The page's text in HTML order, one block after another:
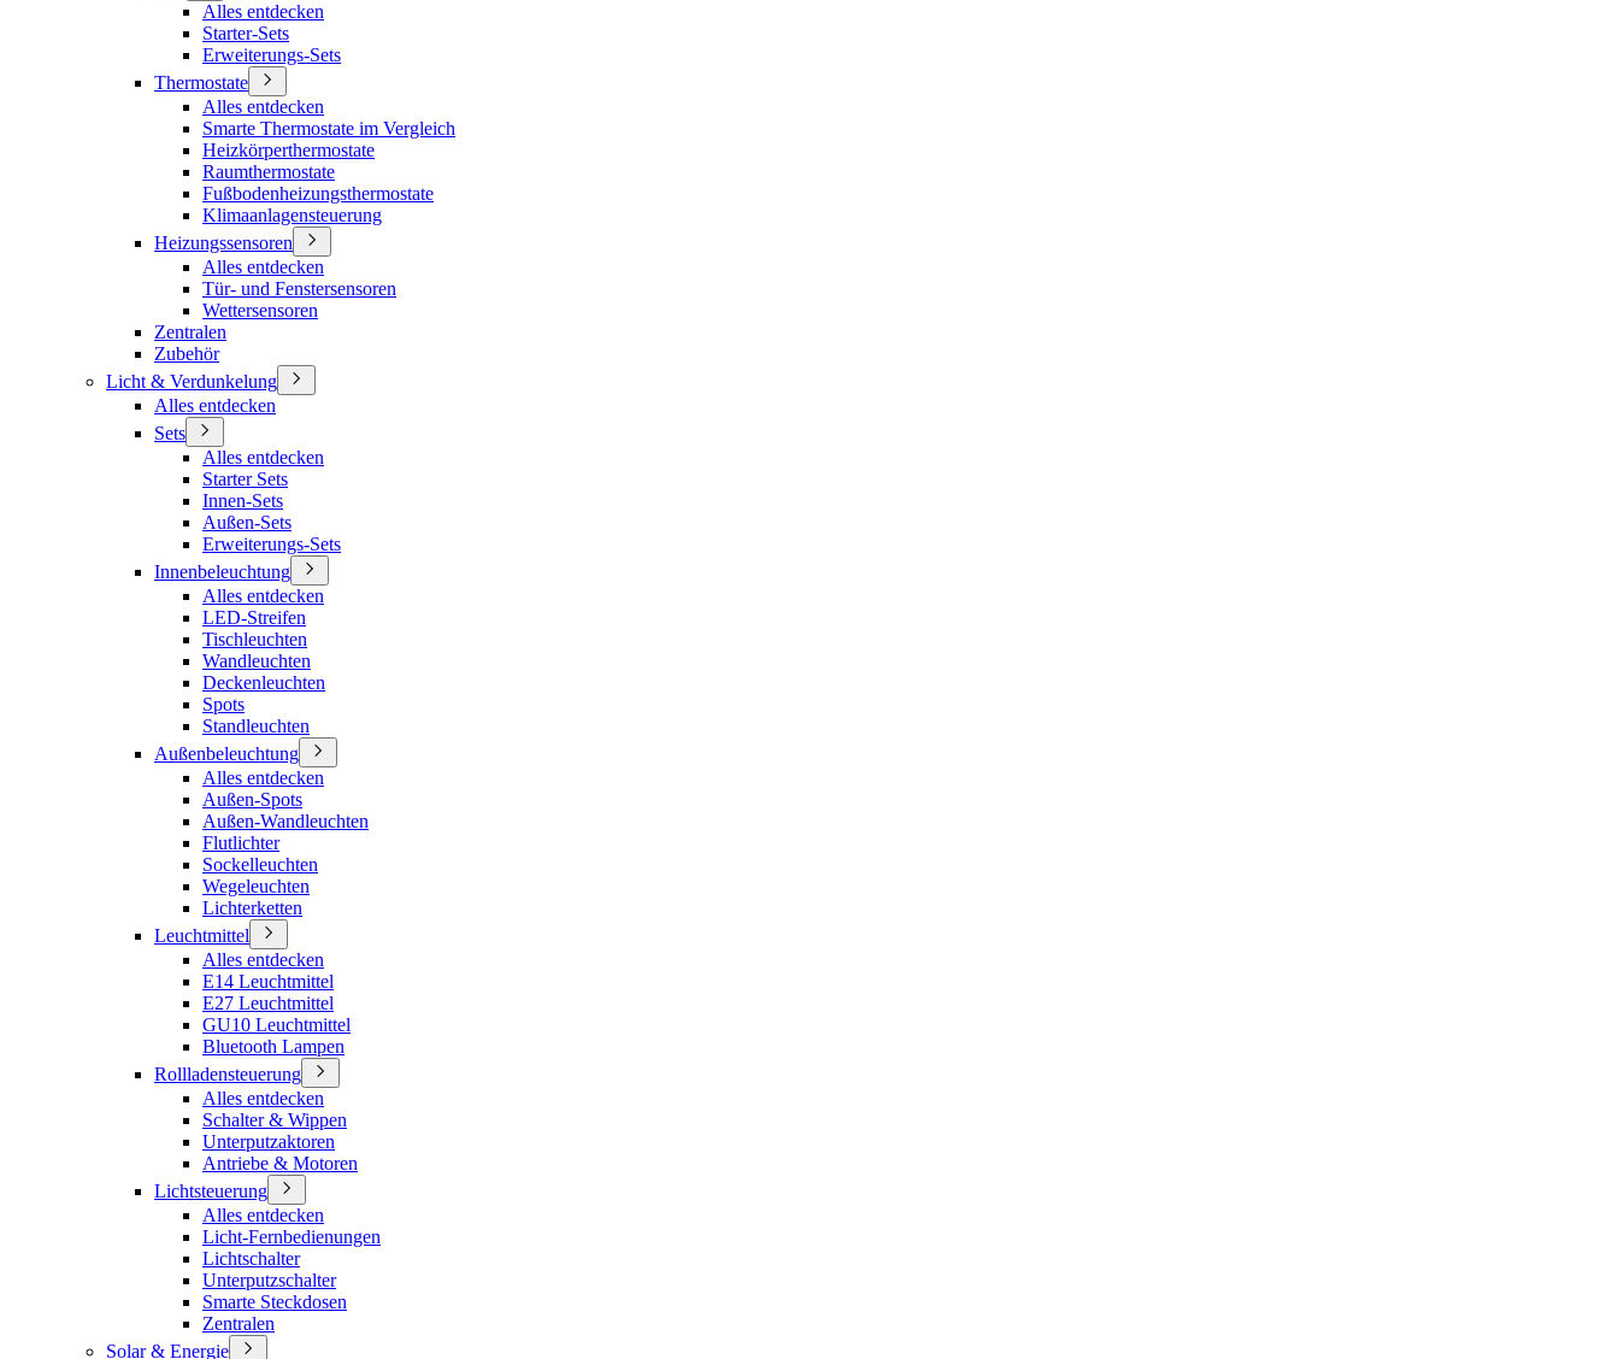
Alles entdecken
Starter-Sets
Erweiterungs-Sets
Thermostate
Alles entdecken
Smarte Thermostate im Vergleich
Heizkörperthermostate
Raumthermostate
Fußbodenheizungsthermostate
Klimaanlagensteuerung
Heizungssensoren
Alles entdecken
Tür- und Fenstersensoren
Wettersensoren
Zentralen
Zubehör
Licht & Verdunkelung
Alles entdecken
Sets
Alles entdecken
Starter Sets
Innen-Sets
Außen-Sets
Erweiterungs-Sets
Innenbeleuchtung
Alles entdecken
LED-Streifen
Tischleuchten
Wandleuchten
Deckenleuchten
Spots
Standleuchten
Außenbeleuchtung
Alles entdecken
Außen-Spots
Außen-Wandleuchten
Flutlichter
Sockelleuchten
Wegeleuchten
Lichterketten
Leuchtmittel
Alles entdecken
E14 Leuchtmittel
E27 Leuchtmittel
GU10 Leuchtmittel
Bluetooth Lampen
Rollladensteuerung
Alles entdecken
Schalter & Wippen
Unterputzaktoren
Antriebe & Motoren
Lichtsteuerung
Alles entdecken
Licht-Fernbedienungen
Lichtschalter
Unterputzschalter
Smarte Steckdosen
Zentralen
Solar & Energie